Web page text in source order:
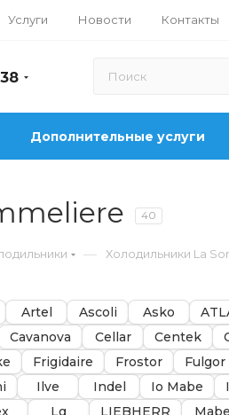
Услуги Новости Контакты
Дополнительные услуги
40
— Холодильники La
Artel Ascoli Asko
Cavanova Cellar Centek
Frigidaire Frostor Fulgor
Ilve Indel Io Mabe
Lg LIEBHERR Mabe